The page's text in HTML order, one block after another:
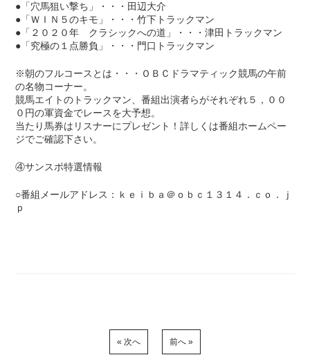
●「穴馬狙い撃ち」・・・田辺大介
●「ＷＩＮ５のキモ」・・・竹下トラックマン
●「２０２０年 クラシックへの道」・・・津田トラックマン
●「究極の１点勝負」・・・門口トラックマン
※朝のフルコースとは・・・ＯＢＣドラマティック競馬の午前
の名物コーナー。
競馬エイトのトラックマン、番組出演者らがそれぞれ５，００
０円の軍資金でレースを大予想。
当たり馬券はリスナーにプレゼント！詳しくは番組ホームペー
ジでご確認下さい。
④サンスポ特選情報
○番組メールアドレス：ｋｅｉｂａ＠ｏｂｃ１３１４．ｃｏ．ｊ
ｐ
« 次へ 前へ »